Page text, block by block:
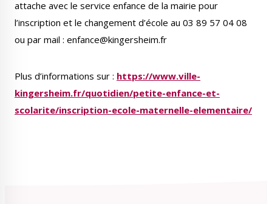
municipales
Enquêtes publiques
Conseil Municipal Transition écologique
attache avec le service enfance de la mairie pour
l’inscription et le changement d’école au 03 89 57 04 08
ou par mail : enfance@kingersheim.fr
Plus d’informations sur : https://www.ville-
kingersheim.fr/quotidien/petite-enfance-et-
scolarite/inscription-ecole-maternelle-elementaire/